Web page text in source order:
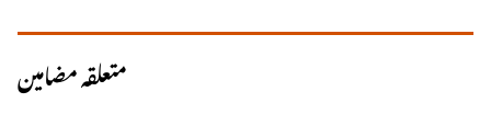
متعلقہ مضامین